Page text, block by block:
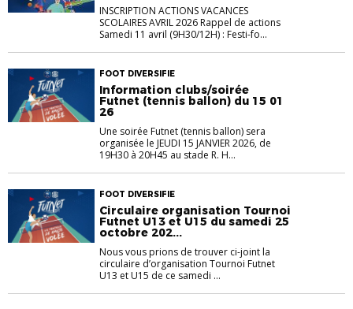
INSCRIPTION ACTIONS VACANCES
SCOLAIRES AVRIL 2026 Rappel de actions
Samedi 11 avril (9H30/12H) : Festi-fo...
FOOT DIVERSIFIE
Information clubs/soirée
Futnet (tennis ballon) du 15 01
26
Une soirée Futnet (tennis ballon) sera
organisée le JEUDI 15 JANVIER 2026, de
19H30 à 20H45 au stade R. H...
FOOT DIVERSIFIE
Circulaire organisation Tournoi
Futnet U13 et U15 du samedi 25
octobre 202...
Nous vous prions de trouver ci-joint la
circulaire d’organisation Tournoi Futnet
U13 et U15 de ce samedi ...